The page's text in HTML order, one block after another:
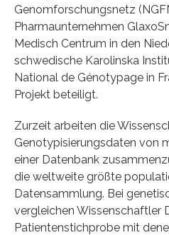
Genomforschungsnetz
Pharmaunternehmen
Medisch Centrum in den
schwedische Karolinska
National de Génotypage in
Projekt beteiligt.
Zurzeit arbeiten die
Genotypisierungsdaten von
einer Datenbank
die weltweite größte
Datensammlung. Bei
vergleichen Wissenschaftler
Patientenstichprobe mit